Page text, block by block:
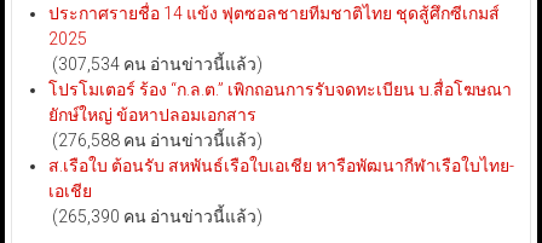
ประกาศรายชื่อ 14 แข้ง ฟุตซอลชายทีมชาติไทย ชุดสู้ศึกซีเกมส์
2025
(307,534 คน อ่านข่าวนี้แล้ว)
โปรโมเตอร์ ร้อง “ก.ล.ต.” เพิกถอนการรับจดทะเบียน บ.สื่อโฆษณา
ยักษ์ใหญ่ ข้อหาปลอมเอกสาร
(276,588 คน อ่านข่าวนี้แล้ว)
ส.เรือใบ ต้อนรับ สหพันธ์เรือใบเอเชีย หารือพัฒนากีฬาเรือใบไทย-
เอเชีย
(265,390 คน อ่านข่าวนี้แล้ว)